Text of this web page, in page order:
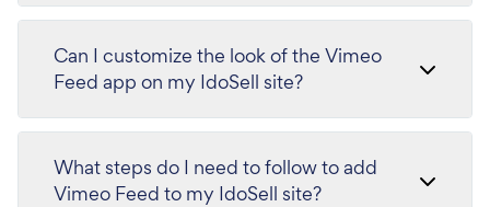
Can I customize the look of the Vimeo
Feed app on my IdoSell site?
What steps do I need to follow to add
Vimeo Feed to my IdoSell site?